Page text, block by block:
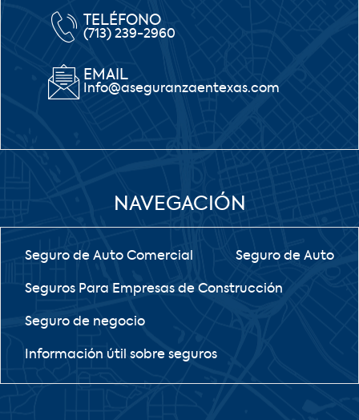
TELÉFONO
(713) 239-2960
EMAIL
Info@aseguranzaentexas.com
NAVEGACIÓN
Seguro de Auto Comercial Seguro de Auto
Seguros Para Empresas de Construcción
Seguro de negocio
Información útil sobre seguros